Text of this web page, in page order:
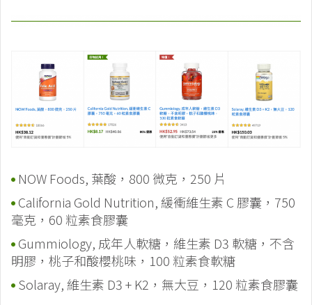
NOW Foods, 葉酸，800 微克，250 片
California Gold Nutrition, 緩衝維生素 C 膠囊，750
毫克，60 粒素食膠囊
Gummiology, 成年人軟糖，維生素 D3 軟糖，不含
明膠，桃子和酸櫻桃味，100 粒素食軟糖
Solaray, 維生素 D3 + K2，無大豆，120 粒素食膠囊